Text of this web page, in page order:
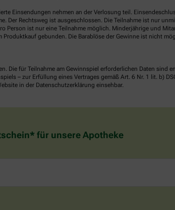
Einsendungen nehmen an der Verlosung teil.
Der Rechtsweg ist ausgeschlossen. Die Teilnahme ist nur
Person ist nur eine Teilnahme möglich. Minderjährige und
gebunden. Die Barablöse der Gewinne ist nicht
Die für Teilnahme am Gewinnspiel erforderlichen Daten sind
– zur Erfüllung eines Vertrages gemäß Art. 6 Nr. 1 lit. b)
in der Datenschutzerklärung einsehbar.
für unsere Apotheke